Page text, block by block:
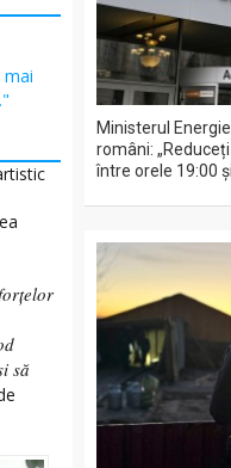
mai
să
Ministerul
români:
între orele 19:00